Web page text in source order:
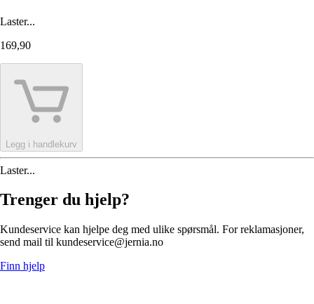
Laster...
169,90
Legg i handlekurv
Laster...
Trenger du hjelp?
Kundeservice kan hjelpe deg med ulike spørsmål. For reklamasjoner,
send mail til kundeservice@jernia.no
Finn hjelp